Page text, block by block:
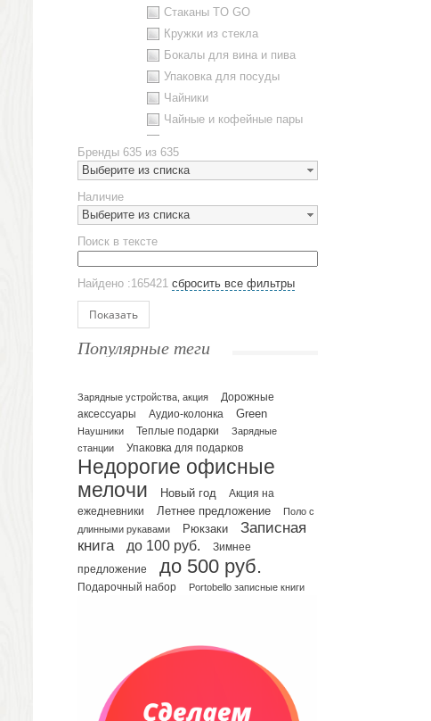
Стаканы TO GO
Кружки из стекла
Бокалы для вина и пива
Упаковка для посуды
Чайники
Чайные и кофейные пары
Наборы посуды
Предметы сервировки
Стаканы
Эко кружки
ЕВРОПОСУДА
Аксессуары
Ежедневники и блокноты
Датированные ежедневники
Планинги и телефонные книжки
Планинги датированные
Планинги недатированные
Телефонные книжки
Органайзер на ежедневник
Сумки и Рюкзаки
Сумки для планшетов и ноутбуков
Рюкзаки
Конференц-сумки
Несессеры и косметички
Бренды 635 из 635
Выберите из списка
Наличие
Выберите из списка
Поиск в тексте
Найдено :165421 сбросить все фильтры
Показать
Популярные теги
Зарядные устройства, акция
Дорожные
аксессуары
Аудио-колонка Green
Наушники Теплые подарки
Зарядные
станции
Упаковка для подарков
Недорогие офисные
мелочи
Новый год
Акция на
ежедневники
Летнее предложение
Поло с
длинными рукавами
Рюкзаки
Записная
книга
до 100 руб.
Зимнее
предложение
до 500 руб.
Подарочный набор Portobello записные книги